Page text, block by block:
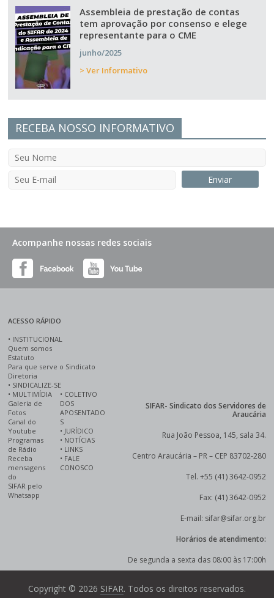
Assembleia de prestação de contas
tem aprovação por consenso e elege
representante para o CME
junho/2025
> Ver Informativo
RECEBA NOSSO INFORMATIVO
Acompanhe nossas redes sociais
ACESSO RÁPIDO
• INSTITUCIONAL
Quem somos
Estatuto
Para que serve o Sindicato
Diretoria
• SINDICALIZE-SE
• MULTIMÍDIA
Galeria de
Fotos
Canal do
Youtube
Programas
de Rádio
Receba
mensagens
do
SIFAR pelo
Whatsapp
• COLETIVO
DOS
APOSENTADO
S
• JURÍDICO
• NOTÍCIAS
• LINKS
• FALE
CONOSCO
SIFAR- Sindicato dos Servidores de
Araucária
Rua João Pessoa, 145, sala 34.
Centro Araucária – PR – CEP 83702-280
Tel. +55 (41) 3642-0952
Fax: (41) 3642-0952
E-mail: sifar@sifar.org.br
Horários de atendimento:
De segunda a sexta das 08:00 às 17:00h
Copyright © 2026 SIFAR. Todos os direitos reservados.